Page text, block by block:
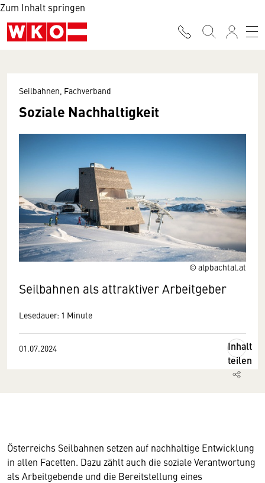
Zum Inhalt springen
© alpbachtal.at
Seilbahnen, Fachverband
Soziale Nachhaltigkeit
Seilbahnen als attraktiver Arbeitgeber
Lesedauer: 1 Minute
01.07.2024
Inhalt
teilen
Österreichs Seilbahnen setzen auf nachhaltige Entwicklung
in allen Facetten. Dazu zählt auch die soziale Verantwortung
als Arbeitgebende und die Bereitstellung eines